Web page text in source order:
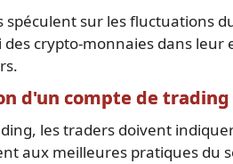
spéculent sur les fluctuations
crypto-monnaies dans
d'un compte de trading
les traders doivent
aux meilleures pratiques du